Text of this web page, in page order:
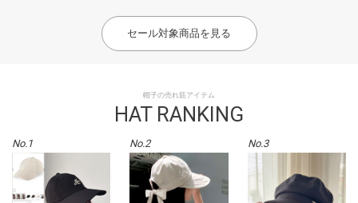
セール対象商品を見る
帽子の売れ筋アイテム
HAT RANKING
No.1 No.2 No.3